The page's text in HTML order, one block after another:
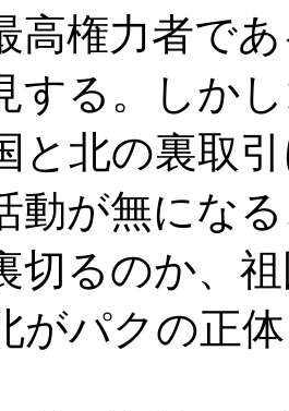
高権力者で
する。しか
と北の裏取
動が無にな
切るのか、
がパクの正